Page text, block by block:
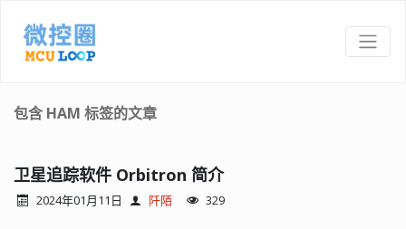
包含 HAM 标签的文章
卫星追踪软件 Orbitron 简介
2024年01月11日 阡陌 329